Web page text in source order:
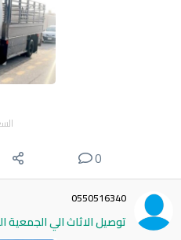
0
0550516340
توصيل الاثاث الي الجمعية الخيرية